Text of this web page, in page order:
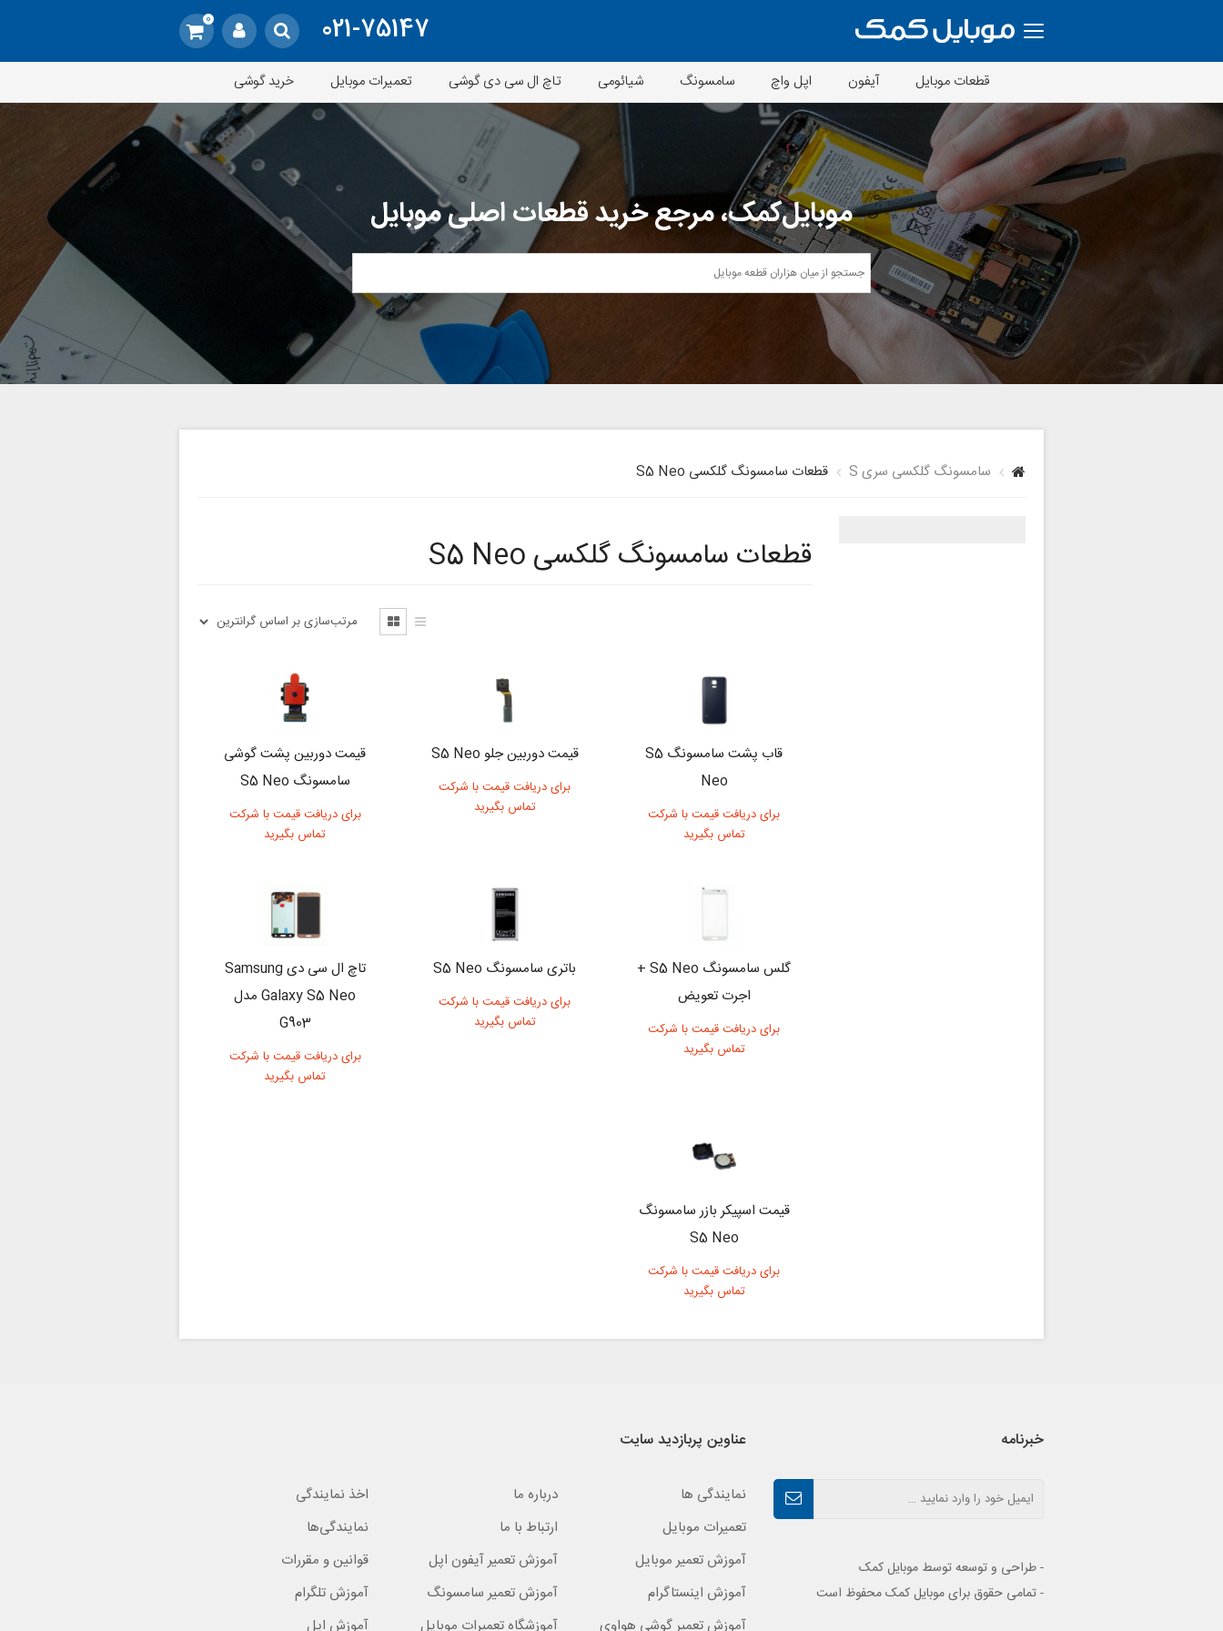
021-75147
0
قطعات موبایل آیفون اپل واچ سامسونگ شیائومی تاچ ال سی دی گوشی تعمیرات موبایل خرید گوشی
موبایل‌کمک، مرجع خرید قطعات اصلی موبایل
سامسونگ گلکسی سری S قطعات سامسونگ گلکسی S5 Neo
قطعات سامسونگ گلکسی S5 Neo
قاب پشت سامسونگ S5
Neo
برای دریافت قیمت با شرکت
تماس بگیرید
قیمت دوربین جلو S5 Neo
برای دریافت قیمت با شرکت
تماس بگیرید
قیمت دوربین پشت گوشی
سامسونگ S5 Neo
برای دریافت قیمت با شرکت
تماس بگیرید
گلس سامسونگ S5 Neo +
اجرت تعویض
برای دریافت قیمت با شرکت
تماس بگیرید
باتری سامسونگ S5 Neo
برای دریافت قیمت با شرکت
تماس بگیرید
تاچ ال سی دی Samsung
Galaxy S5 Neo مدل
G903
برای دریافت قیمت با شرکت
تماس بگیرید
قیمت اسپیکر بازر سامسونگ
S5 Neo
برای دریافت قیمت با شرکت
تماس بگیرید
خبرنامه
- طراحی و توسعه توسط موبایل کمک
- تمامی حقوق برای موبایل کمک محفوظ است
عناوین پربازدید سایت
نمایندگی ها درباره ما
اخذ نمایندگی
تعمیرات موبایل
ارتباط با ما
نمایندگی‌ها
آموزش تعمیر موبایل
آموزش تعمیر آیفون اپل
قوانین و مقررات
آموزش اینستاگرام
آموزش تعمیر سامسونگ
آموزش تلگرام
آموزش تعمیر گوشی هواوی
آموزشگاه تعمیرات موبایل آموزش اپل